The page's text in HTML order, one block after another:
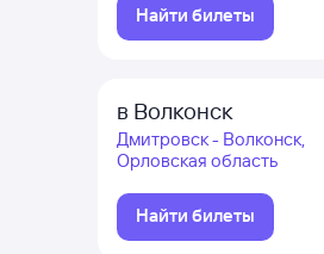
Найти билеты
в Волконск
Дмитровск - Волконск,
Орловская область
Найти билеты